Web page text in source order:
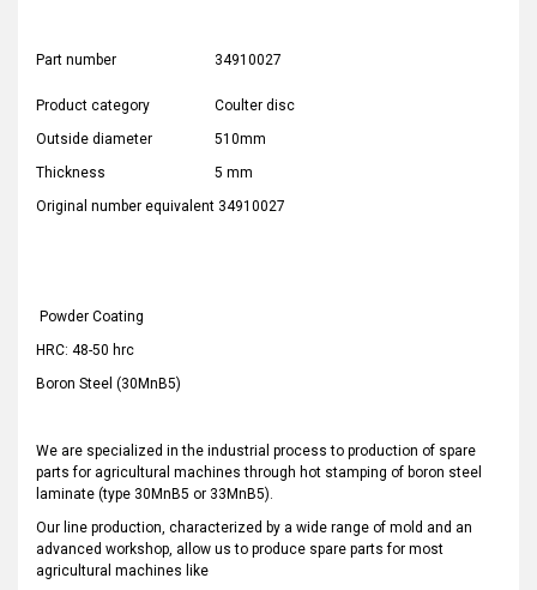
Part number 34910027
Product category
Coulter disc
Outside diameter
510mm
Thickness
5 mm
Original number equivalent 34910027
Powder Coating
HRC: 48-50 hrc
Boron Steel (30MnB5)
We are specialized in the industrial process to production of spare
parts for agricultural machines through hot stamping of boron steel
laminate (type 30MnB5 or 33MnB5).
Our line production, characterized by a wide range of mold and an
advanced workshop, allow us to produce spare parts for most
agricultural machines like